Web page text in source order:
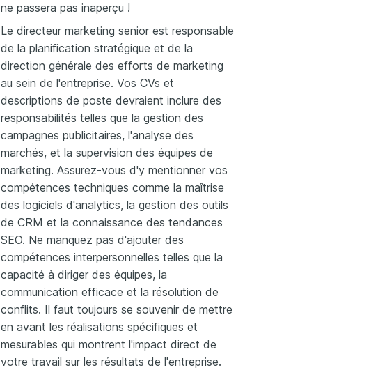
ne passera pas inaperçu !
Le directeur marketing senior est responsable
de la planification stratégique et de la
direction générale des efforts de marketing
au sein de l'entreprise. Vos CVs et
descriptions de poste devraient inclure des
responsabilités telles que la gestion des
campagnes publicitaires, l'analyse des
marchés, et la supervision des équipes de
marketing. Assurez-vous d'y mentionner vos
compétences techniques comme la maîtrise
des logiciels d'analytics, la gestion des outils
de CRM et la connaissance des tendances
SEO. Ne manquez pas d'ajouter des
compétences interpersonnelles telles que la
capacité à diriger des équipes, la
communication efficace et la résolution de
conflits. Il faut toujours se souvenir de mettre
en avant les réalisations spécifiques et
mesurables qui montrent l'impact direct de
votre travail sur les résultats de l'entreprise.